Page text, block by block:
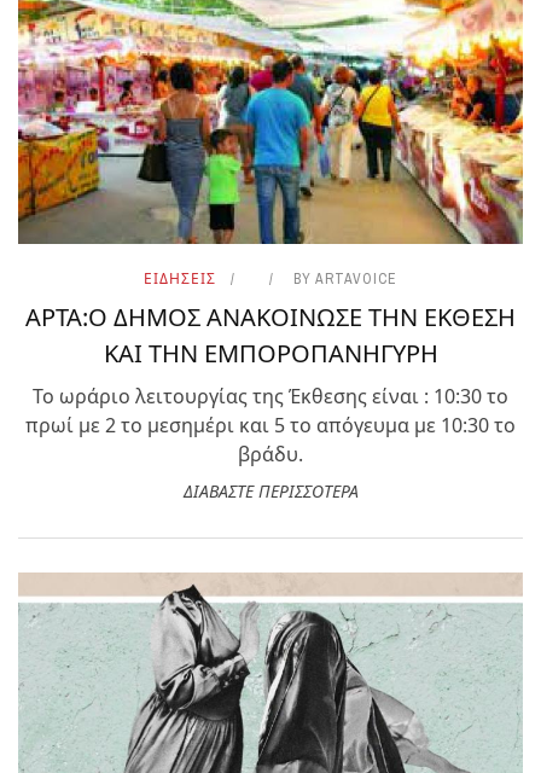
ΕΙΔΗΣΕΙΣ BY ARTAVOICE
ΑΡΤΑ:Ο ΔΗΜΟΣ ΑΝΑΚΟΙΝΩΣΕ ΤΗΝ ΕΚΘΕΣΗ
ΚΑΙ ΤΗΝ ΕΜΠΟΡΟΠΑΝΗΓΥΡΗ
Το ωράριο λειτουργίας της Έκθεσης είναι : 10:30 το
πρωί με 2 το μεσημέρι και 5 το απόγευμα με 10:30 το
βράδυ.
ΔΙΑΒΑΣΤΕ ΠΕΡΙΣΣΟΤΕΡΑ